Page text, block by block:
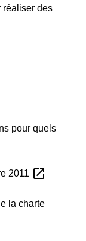
réaliser des
pour quels
2011 open_in_new
la charte